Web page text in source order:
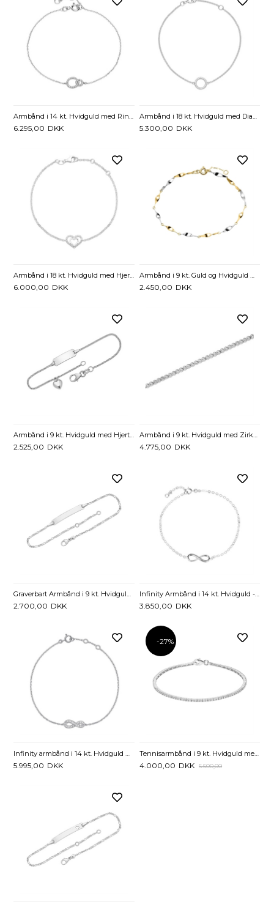
Armbånd i 14 kt. Hvidguld med Ring og Diamanter 0,07 ct
6.295,00 DKK
Armbånd i 18 kt. Hvidguld med Diamanter - 0,07 ct.
5.300,00 DKK
Armbånd i 18 kt. Hvidguld med Hjerter og Diamanter 0,08 ct. - 17 cm
6.000,00 DKK
Armbånd i 9 kt. Guld og Hvidguld med snoet Led -17 til 19 cm.
2.450,00 DKK
Armbånd i 9 kt. Hvidguld med Hjerte 16 eller 19 cm - Mulighed for gravering
2.525,00 DKK
Armbånd i 9 kt. Hvidguld med Zirkoniasten - 18,5 cm
4.775,00 DKK
Graverbart Armbånd i 9 kt. Hvidguld – Figaro Design
2.700,00 DKK
Infinity Armbånd i 14 kt. Hvidguld - 17 og 19 cm
3.850,00 DKK
5.995,00 DKK
-27%
4.000,00 DKK 5.500,00